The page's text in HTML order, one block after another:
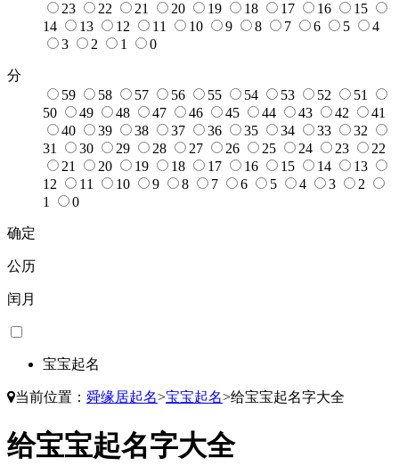
23
22 21 20 19 18 17 16
15
14
13 12 11 10 9 8 7 6 5
4
3
2 1 0
分
59
58 57 56 55 54 53 52
51
50
49 48 47 46 45 44 43 42
41
40
39 38 37 36 35 34 33
32
31
30 29 28 27 26 25 24 23
22
21
20 19 18 17 16 15 14
13
12
11 10 9 8 7 6 5 4 3
2
1
0
确定
公历
闰月
宝宝起名
当前位置： 舜缘居起名>宝宝起名>给宝宝起名字大全
给宝宝起名字大全